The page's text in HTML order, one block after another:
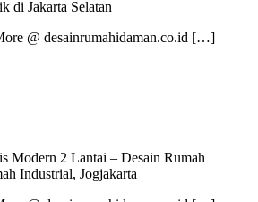
di Jakarta Selatan
@ desainrumahidaman.co.id […]
Modern 2 Lantai – Desain Rumah
Industrial, Jogjakarta